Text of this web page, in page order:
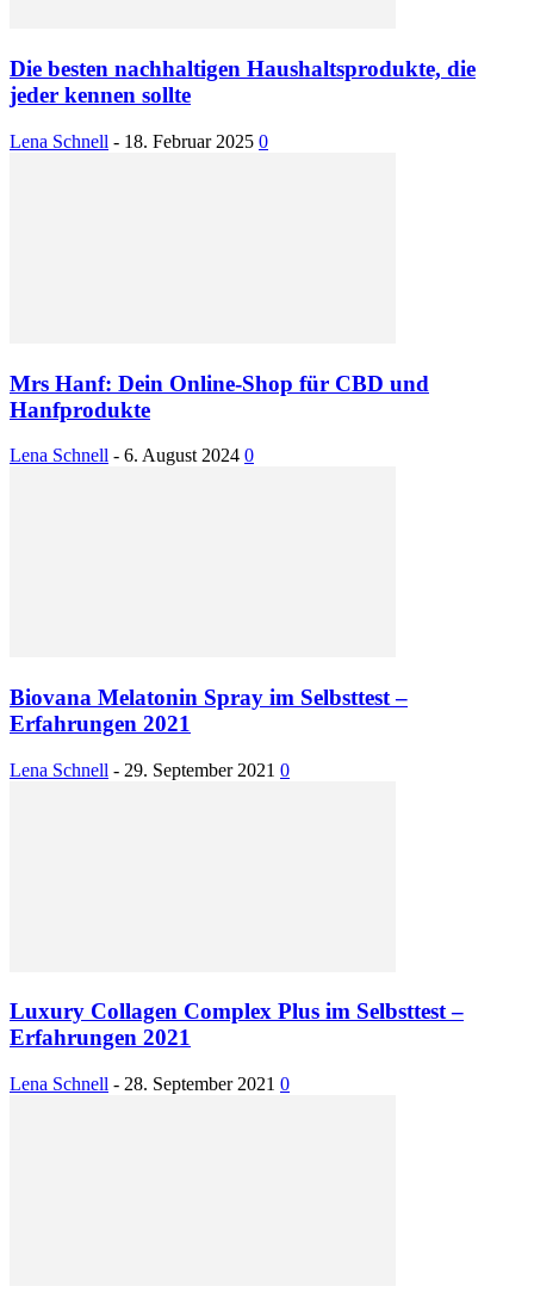
Die besten nachhaltigen Haushaltsprodukte, die
jeder kennen sollte
Lena Schnell - 18. Februar 2025 0
Mrs Hanf: Dein Online-Shop für CBD und
Hanfprodukte
Lena Schnell - 6. August 2024 0
Biovana Melatonin Spray im Selbsttest –
Erfahrungen 2021
Lena Schnell - 29. September 2021 0
Luxury Collagen Complex Plus im Selbsttest –
Erfahrungen 2021
Lena Schnell - 28. September 2021 0